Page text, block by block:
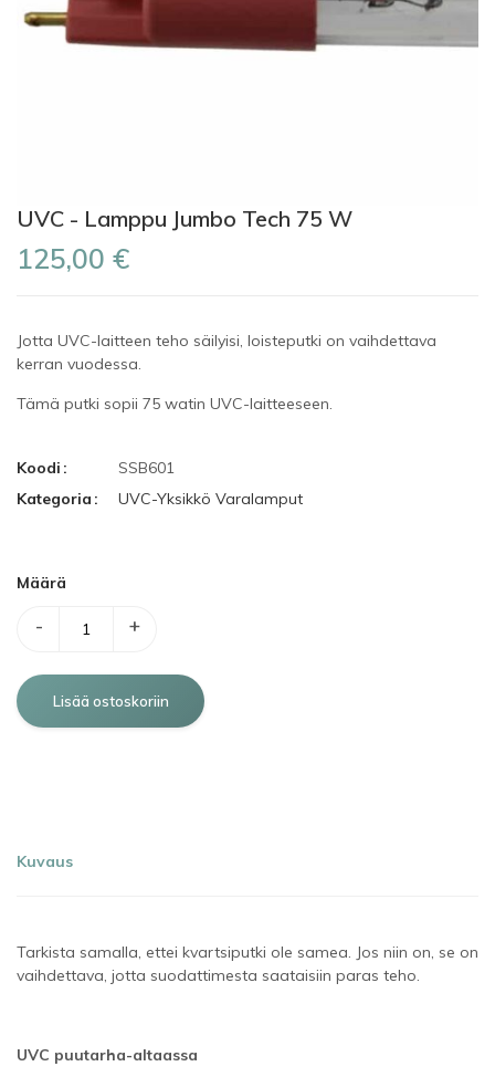
UVC - Lamppu Jumbo Tech 75 W
125,00 €
Jotta UVC-laitteen teho säilyisi, loisteputki on vaihdettava
kerran vuodessa.
Tämä putki sopii 75 watin UVC-laitteeseen.
Koodi
SSB601
Kategoria
UVC-Yksikkö Varalamput
Määrä
- +
Kuvaus
Tarkista samalla, ettei kvartsiputki ole samea. Jos niin on, se on
vaihdettava, jotta suodattimesta saataisiin paras teho.
UVC puutarha-altaassa